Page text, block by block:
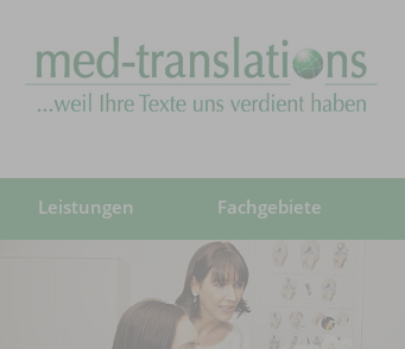
Leistungen Fachgebiete